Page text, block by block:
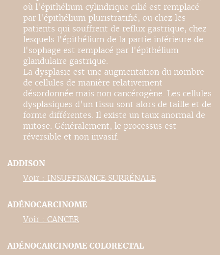
où l'épithélium cylindrique cilié est remplacé
par l'épithélium pluristratifié, ou chez les
patients qui souffrent de reflux gastrique, chez
lesquels l'épithélium de la partie inférieure de
l'sophage est remplacé par l'épithélium
glandulaire gastrique.
La dysplasie est une augmentation du nombre
de cellules de manière relativement
désordonnée mais non cancérogène. Les cellules
dysplasiques d'un tissu sont alors de taille et de
forme différentes. Il existe un taux anormal de
mitose. Généralement, le processus est
réversible et non invasif.
ADDISON
Voir : INSUFFISANCE SURRÉNALE
ADÉNOCARCINOME
Voir : CANCER
ADÉNOCARCINOME COLORECTAL